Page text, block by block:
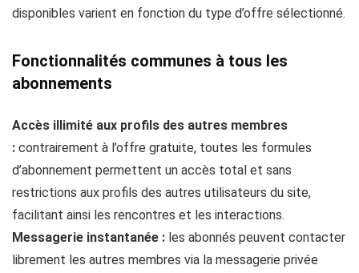
disponibles varient en fonction du type d’offre sélectionné.
Fonctionnalités communes à tous les
abonnements
Accès illimité aux profils des autres membres
: contrairement à l’offre gratuite, toutes les formules
d’abonnement permettent un accès total et sans
restrictions aux profils des autres utilisateurs du site,
facilitant ainsi les rencontres et les interactions.
Messagerie instantanée : les abonnés peuvent contacter
librement les autres membres via la messagerie privée